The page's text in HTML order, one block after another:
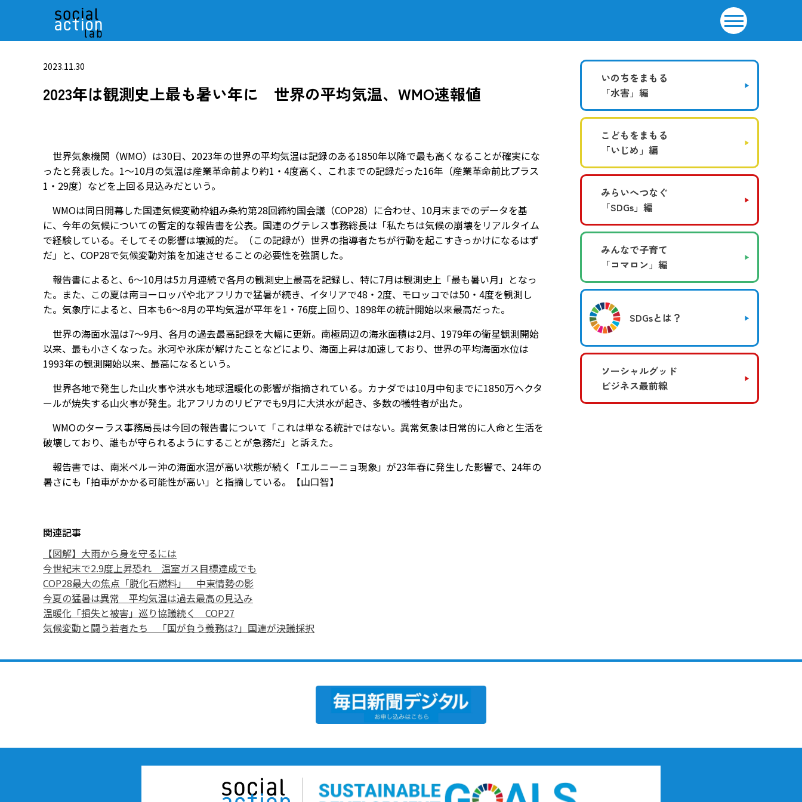
2023.11.30
2023年は観測史上最も暑い年に 世界の平均気温、WMO速報値
世界気象機関（WMO）は30日、2023年の世界の平均気温は記録のある1850年以降で最も高くなることが確実にな
ったと発表した。1～10月の気温は産業革命前より約1・4度高く、これまでの記録だった16年（産業革命前比プラス
1・29度）などを上回る見込みだという。
WMOは同日開幕した国連気候変動枠組み条約第28回締約国会議（COP28）に合わせ、10月末までのデータを基
に、今年の気候についての暫定的な報告書を公表。国連のグテレス事務総長は「私たちは気候の崩壊をリアルタイム
で経験している。そしてその影響は壊滅的だ。（この記録が）世界の指導者たちが行動を起こすきっかけになるはず
だ」と、COP28で気候変動対策を加速させることの必要性を強調した。
報告書によると、6～10月は5カ月連続で各月の観測史上最高を記録し、特に7月は観測史上「最も暑い月」となっ
た。また、この夏は南ヨーロッパや北アフリカで猛暑が続き、イタリアで48・2度、モロッコでは50・4度を観測し
た。気象庁によると、日本も6～8月の平均気温が平年を1・76度上回り、1898年の統計開始以来最高だった。
世界の海面水温は7～9月、各月の過去最高記録を大幅に更新。南極周辺の海氷面積は2月、1979年の衛星観測開始
以来、最も小さくなった。氷河や氷床が解けたことなどにより、海面上昇は加速しており、世界の平均海面水位は
1993年の観測開始以来、最高になるという。
世界各地で発生した山火事や洪水も地球温暖化の影響が指摘されている。カナダでは10月中旬までに1850万ヘクタ
ールが焼失する山火事が発生。北アフリカのリビアでも9月に大洪水が起き、多数の犠牲者が出た。
WMOのターラス事務局長は今回の報告書について「これは単なる統計ではない。異常気象は日常的に人命と生活を
破壊しており、誰もが守られるようにすることが急務だ」と訴えた。
報告書では、南米ペルー沖の海面水温が高い状態が続く「エルニーニョ現象」が23年春に発生した影響で、24年の
暑さにも「拍車がかかる可能性が高い」と指摘している。【山口智】
関連記事
【図解】大雨から身を守るには
今世紀末で2.9度上昇恐れ 温室ガス目標達成でも
COP28最大の焦点「脱化石燃料」 中東情勢の影
今夏の猛暑は異常 平均気温は過去最高の見込み
温暖化「損失と被害」巡り協議続く COP27
気候変動と闘う若者たち 「国が負う義務は?」国連が決議採択
いのちをまもる
「水害」編
こどもをまもる
「いじめ」編
みらいへつなぐ
「SDGs」編
みんなで子育て
「コマロン」編
SDGsとは？
ソーシャルグッド
ビジネス最前線